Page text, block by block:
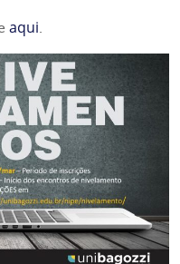
aqui.